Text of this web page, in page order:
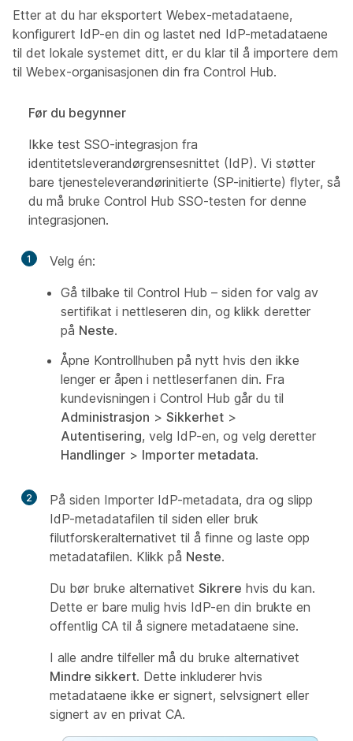
Etter at du har eksportert Webex-metadataene,
konfigurert IdP-en din og lastet ned IdP-metadataene
til det lokale systemet ditt, er du klar til å importere dem
til Webex-organisasjonen din fra Control Hub.
Før du begynner
Ikke test SSO-integrasjon fra
identitetsleverandørgrensesnittet (IdP). Vi støtter
bare tjenesteleverandørinitierte (SP-initierte) flyter, så
du må bruke Control Hub SSO-testen for denne
integrasjonen.
1
Velg én:
Gå tilbake til Control Hub – siden for valg av
sertifikat i nettleseren din, og klikk deretter
på Neste.
Åpne Kontrollhuben på nytt hvis den ikke
lenger er åpen i nettleserfanen din. Fra
kundevisningen i Control Hub går du til
Administrasjon > Sikkerhet >
Autentisering, velg IdP-en, og velg deretter
Handlinger > Importer metadata.
2
På siden Importer IdP-metadata, dra og slipp
IdP-metadatafilen til siden eller bruk
filutforskeralternativet til å finne og laste opp
metadatafilen. Klikk på Neste.
Du bør bruke alternativet Sikrere hvis du kan.
Dette er bare mulig hvis IdP-en din brukte en
offentlig CA til å signere metadataene sine.
I alle andre tilfeller må du bruke alternativet
Mindre sikkert. Dette inkluderer hvis
metadataene ikke er signert, selvsignert eller
signert av en privat CA.